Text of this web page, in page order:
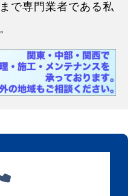
で専門業者である私